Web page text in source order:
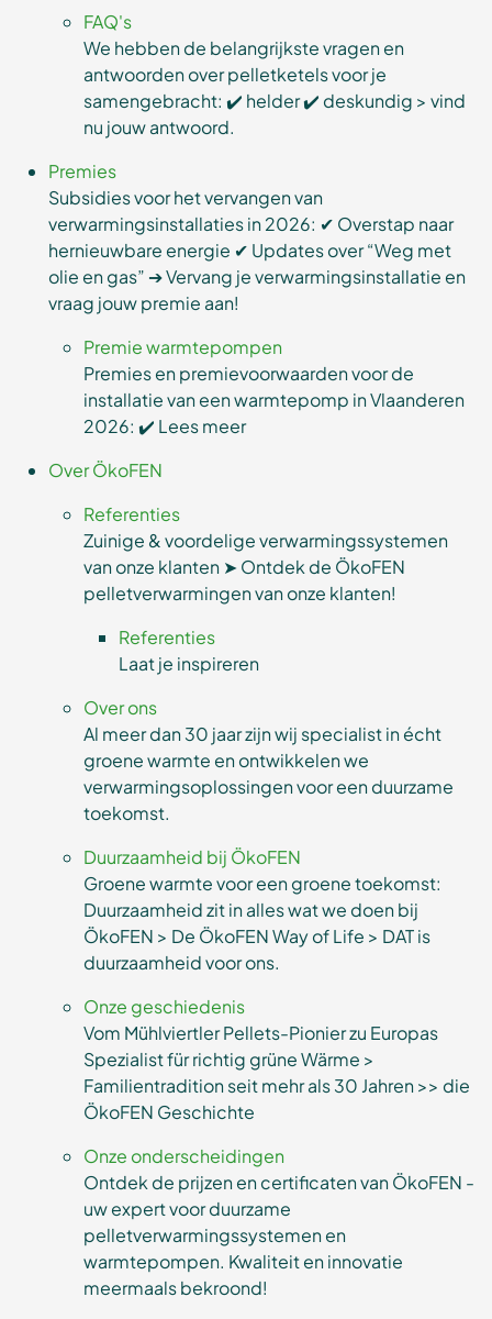
FAQ's
We hebben de belangrijkste vragen en
antwoorden over pelletketels voor je
samengebracht: ✔️ helder ✔️ deskundig > vind
nu jouw antwoord.
Premies
Subsidies voor het vervangen van
verwarmingsinstallaties in 2026: ✔ Overstap naar
hernieuwbare energie ✔ Updates over “Weg met
olie en gas” ➔ Vervang je verwarmingsinstallatie en
vraag jouw premie aan!
Premie warmtepompen
Premies en premievoorwaarden voor de
installatie van een warmtepomp in Vlaanderen
2026: ✔️ Lees meer
Over ÖkoFEN
Referenties
Zuinige & voordelige verwarmingssystemen
van onze klanten ➤ Ontdek de ÖkoFEN
pelletverwarmingen van onze klanten!
Referenties
Laat je inspireren
Over ons
Al meer dan 30 jaar zijn wij specialist in écht
groene warmte en ontwikkelen we
verwarmingsoplossingen voor een duurzame
toekomst.
Duurzaamheid bij ÖkoFEN
Groene warmte voor een groene toekomst:
Duurzaamheid zit in alles wat we doen bij
ÖkoFEN > De ÖkoFEN Way of Life > DAT is
duurzaamheid voor ons.
Onze geschiedenis
Vom Mühlviertler Pellets-Pionier zu Europas
Spezialist für richtig grüne Wärme >
Familientradition seit mehr als 30 Jahren >> die
ÖkoFEN Geschichte
Onze onderscheidingen
Ontdek de prijzen en certificaten van ÖkoFEN -
uw expert voor duurzame
pelletverwarmingssystemen en
warmtepompen. Kwaliteit en innovatie
meermaals bekroond!